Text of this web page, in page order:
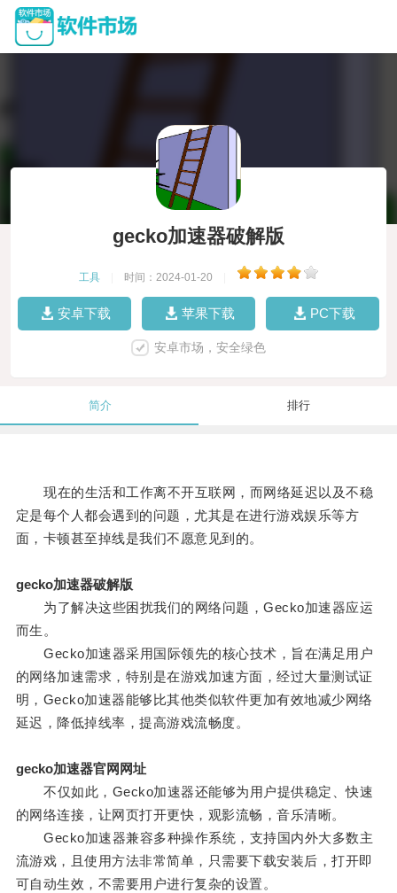
gecko加速器破解版
工具 时间：2024-01-20
安卓下载 苹果下载 PC下载
安卓市场，安全绿色
简介 排行
现在的生活和工作离不开互联网，而网络延迟以及不稳
定是每个人都会遇到的问题，尤其是在进行游戏娱乐等方
面，卡顿甚至掉线是我们不愿意见到的。
gecko加速器破解版
为了解决这些困扰我们的网络问题，Gecko加速器应运
而生。
Gecko加速器采用国际领先的核心技术，旨在满足用户
的网络加速需求，特别是在游戏加速方面，经过大量测试证
明，Gecko加速器能够比其他类似软件更加有效地减少网络
延迟，降低掉线率，提高游戏流畅度。
gecko加速器官网网址
不仅如此，Gecko加速器还能够为用户提供稳定、快速
的网络连接，让网页打开更快，观影流畅，音乐清晰。
Gecko加速器兼容多种操作系统，支持国内外大多数主
流游戏，且使用方法非常简单，只需要下载安装后，打开即
可自动生效，不需要用户进行复杂的设置。